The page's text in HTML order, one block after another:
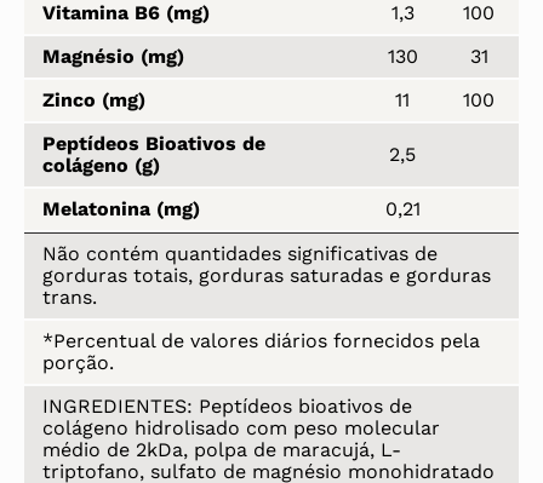
Vitamina B6 (mg)
1,3
100
Magnésio (mg)
130
31
Zinco (mg)
11
100
Peptídeos Bioativos de
colágeno (g)
2,5
Melatonina (mg)
0,21
Não contém quantidades significativas de
gorduras totais, gorduras saturadas e gorduras
trans.
*Percentual de valores diários fornecidos pela
porção.
INGREDIENTES: Peptídeos bioativos de
colágeno hidrolisado com peso molecular
médio de 2kDa, polpa de maracujá, L-
triptofano, sulfato de magnésio monohidratado